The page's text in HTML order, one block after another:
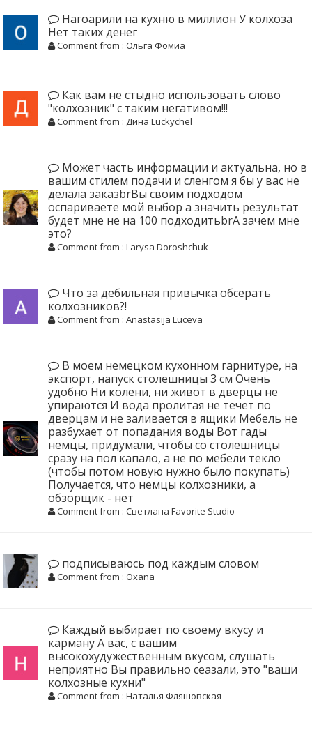
Нагоарили на кухню в миллион У колхоза
Нет таких денег
Comment from : Ольга Фомиа
Как вам не стыдно использовать слово
"колхозник" с таким негативом!!!
Comment from : Дина Luckychel
Может часть информации и актуальна, но в
вашим стилем подачи и сленгом я бы у вас не
делала заказbrВы своим подходом
оспариваете мой выбор а значить результат
будет мне не на 100 подходитьbrА зачем мне
это?
Comment from : Larysa Doroshchuk
Что за дебильная привычка обсерать
колхозников?!
Comment from : Anastasija Luceva
В моем немецком кухонном гарнитуре, на
экспорт, напуск столешницы 3 см Очень
удобно Ни колени, ни живот в дверцы не
упираются И вода пролитая не течет по
дверцам и не заливается в ящики Мебель не
разбухает от попадания воды Вот гады
немцы, придумали, чтобы со столешницы
сразу на пол капало, а не по мебели текло
(чтобы потом новую нужно было покупать)
Получается, что немцы колхозники, а
обзорщик - нет
Comment from : Светлана Favorite Studio
подписываюсь под каждым словом
Comment from : Oxana
Каждый выбирает по своему вкусу и
карману А вас, с вашим
высокохудужественным вкусом, слушать
неприятно Вы правильно сеазали, это "ваши
колхозные кухни"
Comment from : Наталья Фляшовская